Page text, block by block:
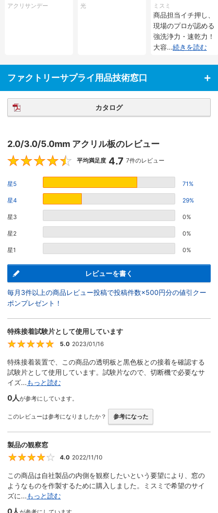
アクリサンデー 光 ミスミ
商品担当イチ押し、
現場のプロが認める
強洗浄力・速乾力！
大容...続きを読む
ファクトリーサプライ用品技術窓口
カタログ
2.0/3.0/5.0mm アクリル板のレビュー
4.7
平均満足度 4.7 7件のレビュー
星5 71%
星4 29%
星3 0%
星2 0%
星1 0%
レビューを書く
毎月3件以上の商品レビュー投稿で投稿件数×500円分の値引クー
ポンプレゼント！
特殊接着試験片として使用しています
5
5.0 2023/01/16
特殊接着装置で、この商品の透明板と黒色板との接着を確認する
試験片として使用しています。試験片なので、切断機で必要なサ
イズ...もっと読む
0人が参考にしています。
このレビューは参考になりましたか？ 参考になった
製品の観察窓
4.0 2022/11/10
この商品は自社製品の内側を観察したいという要望により、窓の
ようなものを作製するために購入しました。ミスミで希望のサイ
ズに...もっと読む